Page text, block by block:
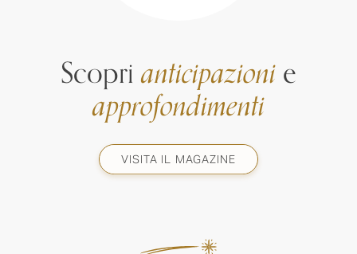
Scoprianticipazionie
approfondimenti
VISITA IL MAGAZINE